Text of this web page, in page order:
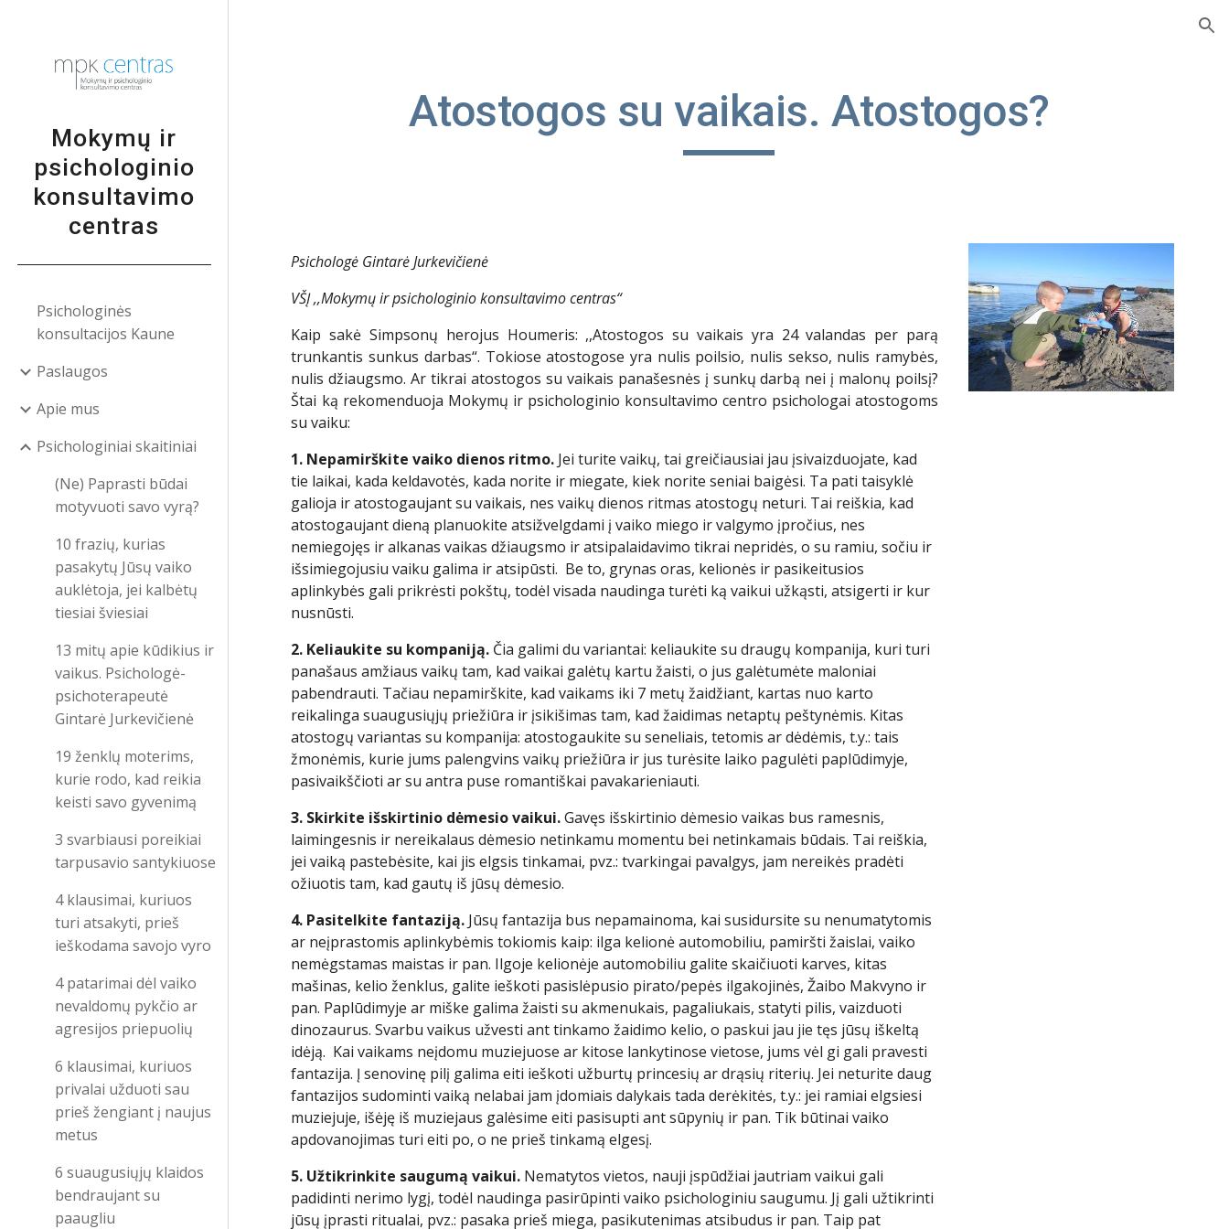
Mokymų ir
psichologinio
konsultavimo
centras
Psichologinės
konsultacijos Kaune
Paslaugos
Apie mus
Psichologiniai skaitiniai
(Ne) Paprasti būdai
motyvuoti savo vyrą?
10 frazių, kurias
pasakytų Jūsų vaiko
auklėtoja, jei kalbėtų
tiesiai šviesiai
13 mitų apie kūdikius ir
vaikus. Psichologė-
psichoterapeutė
Gintarė Jurkevičienė
19 ženklų moterims,
kurie rodo, kad reikia
keisti savo gyvenimą
3 svarbiausi poreikiai
tarpusavio santykiuose
4 klausimai, kuriuos
turi atsakyti, prieš
ieškodama savojo vyro
4 patarimai dėl vaiko
nevaldomų pykčio ar
agresijos priepuolių
6 klausimai, kuriuos
privalai užduoti sau
prieš žengiant į naujus
metus
6 suaugusiųjų klaidos
bendraujant su
paaugliu
Atostogos su vaikais. Atostogos?
Psichologė Gintarė Jurkevičienė
VŠĮ ,,Mokymų ir psichologinio konsultavimo centras“
Kaip sakė Simpsonų herojus Houmeris: ,,Atostogos su vaikais yra 24 valandas per parą
trunkantis sunkus darbas“. Tokiose atostogose yra nulis poilsio, nulis sekso, nulis ramybės,
nulis džiaugsmo. Ar tikrai atostogos su vaikais panašesnės į sunkų darbą nei į malonų poilsį?
Štai ką rekomenduoja Mokymų ir psichologinio konsultavimo centro psichologai atostogoms
su vaiku:
1. Nepamirškite vaiko dienos ritmo. Jei turite vaikų, tai greičiausiai jau įsivaizduojate, kad
tie laikai, kada keldavotės, kada norite ir miegate, kiek norite seniai baigėsi. Ta pati taisyklė
galioja ir atostogaujant su vaikais, nes vaikų dienos ritmas atostogų neturi. Tai reiškia, kad
atostogaujant dieną planuokite atsižvelgdami į vaiko miego ir valgymo įpročius, nes
nemiegojęs ir alkanas vaikas džiaugsmo ir atsipalaidavimo tikrai nepridės, o su ramiu, sočiu ir
išsimiegojusiu vaiku galima ir atsipūsti. Be to, grynas oras, kelionės ir pasikeitusios
aplinkybės gali prikrėsti pokštų, todėl visada naudinga turėti ką vaikui užkąsti, atsigerti ir kur
nusnūsti.
2. Keliaukite su kompaniją. Čia galimi du variantai: keliaukite su draugų kompanija, kuri turi
panašaus amžiaus vaikų tam, kad vaikai galėtų kartu žaisti, o jus galėtumėte maloniai
pabendrauti. Tačiau nepamirškite, kad vaikams iki 7 metų žaidžiant, kartas nuo karto
reikalinga suaugusiųjų priežiūra ir įsikišimas tam, kad žaidimas netaptų peštynėmis. Kitas
atostogų variantas su kompanija: atostogaukite su seneliais, tetomis ar dėdėmis, t.y.: tais
žmonėmis, kurie jums palengvins vaikų priežiūra ir jus turėsite laiko pagulėti paplūdimyje,
pasivaikščioti ar su antra puse romantiškai pavakarieniauti.
3. Skirkite išskirtinio dėmesio vaikui.Gavęs išskirtinio dėmesio vaikas bus ramesnis,
laimingesnis ir nereikalaus dėmesio netinkamu momentu bei netinkamais būdais. Tai reiškia,
jei vaiką pastebėsite, kai jis elgsis tinkamai, pvz.: tvarkingai pavalgys, jam nereikės pradėti
ožiuotis tam, kad gautų iš jūsų dėmesio.
4. Pasitelkite fantaziją. Jūsų fantazija bus nepamainoma, kai susidursite su nenumatytomis
ar neįprastomis aplinkybėmis tokiomis kaip: ilga kelionė automobiliu, pamiršti žaislai, vaiko
nemėgstamas maistas ir pan. Ilgoje kelionėje automobiliu galite skaičiuoti karves, kitas
mašinas, kelio ženklus, galite ieškoti pasislėpusio pirato/pepės ilgakojinės, Žaibo Makvyno ir
pan. Paplūdimyje ar miške galima žaisti su akmenukais, pagaliukais, statyti pilis, vaizduoti
dinozaurus. Svarbu vaikus užvesti ant tinkamo žaidimo kelio, o paskui jau jie tęs jūsų iškeltą
idėją. Kai vaikams neįdomu muziejuose ar kitose lankytinose vietose, jums vėl gi gali pravesti
fantazija. Į senovinę pilį galima eiti ieškoti užburtų princesių ar drąsių riterių. Jei neturite daug
fantazijos sudominti vaiką nelabai jam įdomiais dalykais tada derėkitės, t.y.: jei ramiai elgsiesi
muziejuje, išėję iš muziejaus galėsime eiti pasisupti ant sūpynių ir pan. Tik būtinai vaiko
apdovanojimas turi eiti po, o ne prieš tinkamą elgesį.
5. Užtikrinkite saugumą vaikui. Nematytos vietos, nauji įspūdžiai jautriam vaikui gali
padidinti nerimo lygį, todėl naudinga pasirūpinti vaiko psichologiniu saugumu. Jį gali užtikrinti
jūsų įprasti ritualai, pvz.: pasaka prieš miega, pasikutenimas atsibudus ir pan. Taip pat